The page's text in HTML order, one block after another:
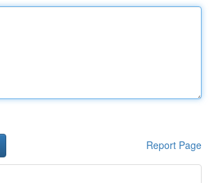
Report Page